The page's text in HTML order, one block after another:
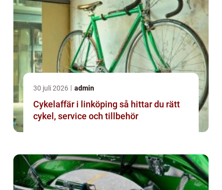
30 juli 2026 admin
Cykelaffär i linköping så hittar du rätt
cykel, service och tillbehör